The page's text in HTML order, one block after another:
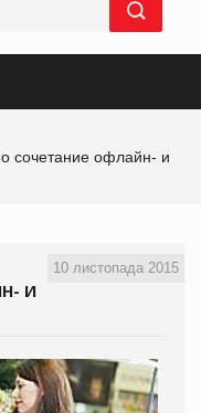
сочетание офлайн- и
10 листопада 2015
И